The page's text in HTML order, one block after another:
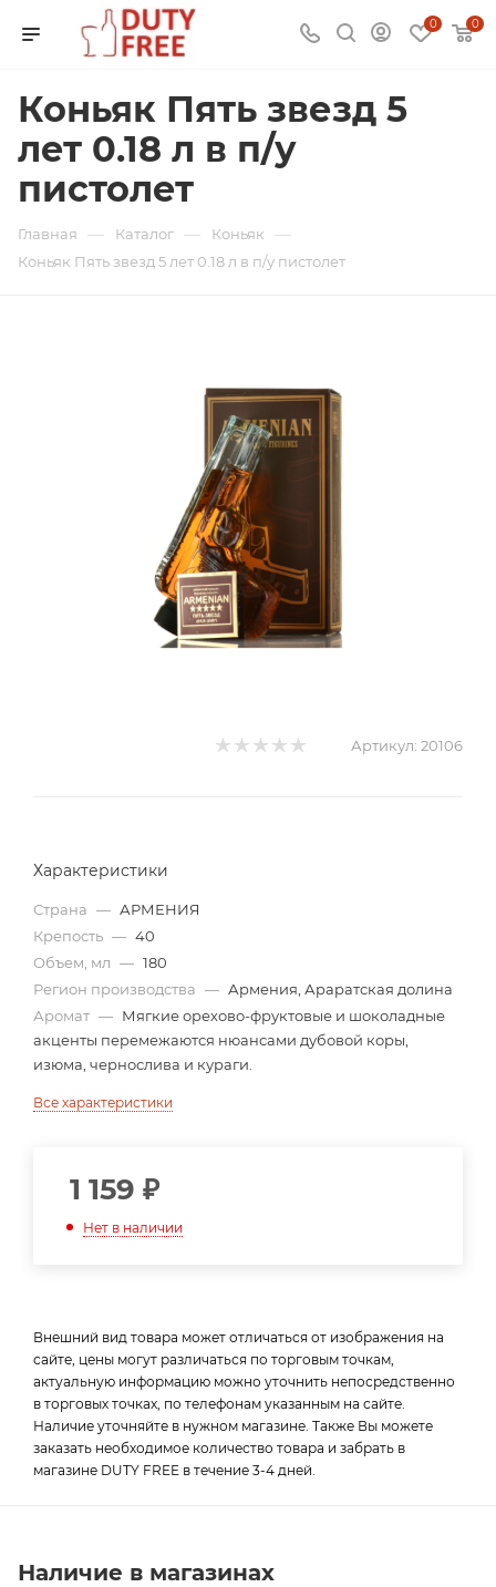
0 0
Коньяк Пять звезд 5
лет 0.18 л в п/у
пистолет
Главная — Каталог — Коньяк —
Коньяк Пять звезд 5 лет 0.18 л в п/у пистолет
Артикул: 20106
Характеристики
Страна — АРМЕНИЯ
Крепость — 40
Объем, мл — 180
Регион производства — Армения, Араратская долина
Аромат — Мягкие орехово-фруктовые и шоколадные
акценты перемежаются нюансами дубовой коры,
изюма, чернослива и кураги.
Все характеристики
1 159 ₽
Нет в наличии
Внешний вид товара может отличаться от изображения на
сайте, цены могут различаться по торговым точкам,
актуальную информацию можно уточнить непосредственно
в торговых точках, по телефонам указанным на сайте.
Наличие уточняйте в нужном магазине. Также Вы можете
заказать необходимое количество товара и забрать в
магазине DUTY FREE в течение 3-4 дней.
Наличие в магазинах